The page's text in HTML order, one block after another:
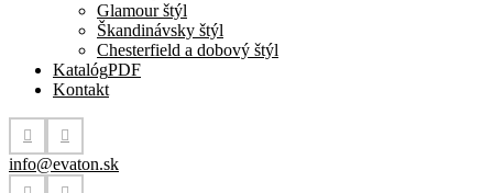
Glamour štýl
Škandinávsky štýl
Chesterfield a dobový štýl
KatalógPDF
Kontakt
info@evaton.sk